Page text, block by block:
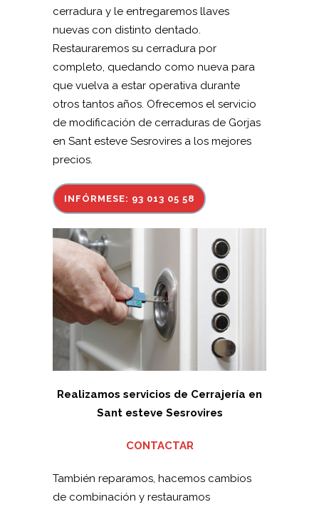
cerradura y le entregaremos llaves
nuevas con distinto dentado.
Restauraremos su cerradura por
completo, quedando como nueva para
que vuelva a estar operativa durante
otros tantos años. Ofrecemos el servicio
de modificación de cerraduras de Gorjas
en Sant esteve Sesrovires a los mejores
precios.
INFÓRMESE: 93 013 05 58
Realizamos servicios de Cerrajería en
Sant esteve Sesrovires
CONTACTAR
También reparamos, hacemos cambios
de combinación y restauramos